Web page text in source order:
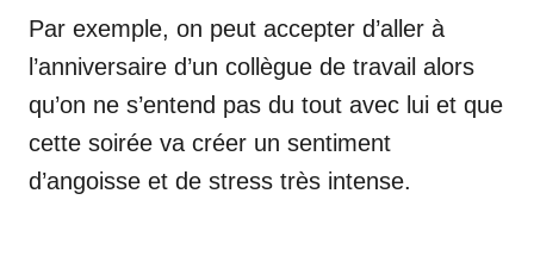
Par exemple, on peut accepter d’aller à
l’anniversaire d’un collègue de travail alors
qu’on ne s’entend pas du tout avec lui et que
cette soirée va créer un sentiment
d’angoisse et de stress très intense.